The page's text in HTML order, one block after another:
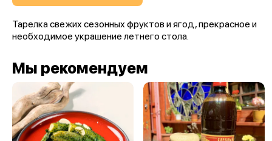
Тарелка свежих сезонных фруктов и ягод, прекрасное и
необходимое украшение летнего стола.
Мы рекомендуем